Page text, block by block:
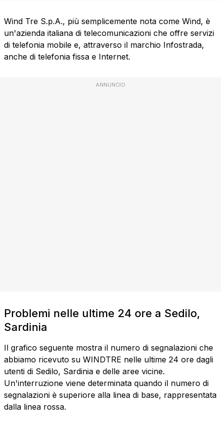
Wind Tre S.p.A., più semplicemente nota come Wind, è
un'azienda italiana di telecomunicazioni che offre servizi
di telefonia mobile e, attraverso il marchio Infostrada,
anche di telefonia fissa e Internet.
ANNUNCIO
Problemi nelle ultime 24 ore a Sedilo,
Sardinia
Il grafico seguente mostra il numero di segnalazioni che
abbiamo ricevuto su WINDTRE nelle ultime 24 ore dagli
utenti di Sedilo, Sardinia e delle aree vicine.
Un'interruzione viene determinata quando il numero di
segnalazioni è superiore alla linea di base, rappresentata
dalla linea rossa.